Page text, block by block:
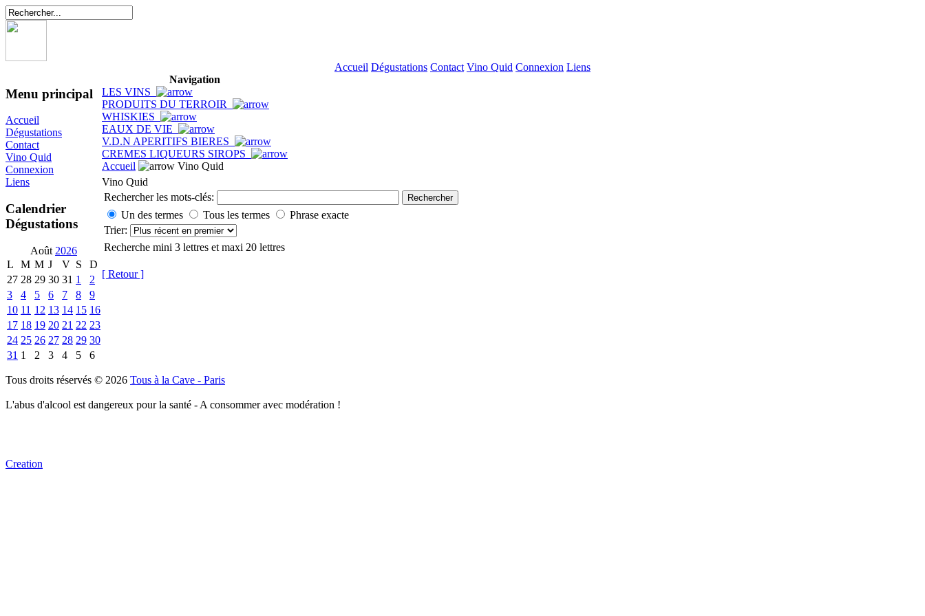
Accueil Dégustations Contact Vino Quid Connexion Liens
Menu principal
Accueil
Dégustations
Contact
Vino Quid
Connexion
Liens
Calendrier
Dégustations
Août 2026
L
M M J V S
D
27 28 29 30 31 1
2
3
4 5 6 7 8
9
10 11 12 13 14 15 16
17 18 19 20 21 22 23
24 25 26 27 28 29 30
31 1 2 3 4 5 6
Navigation
LES VINS
PRODUITS DU TERROIR
WHISKIES
EAUX DE VIE
V.D.N APERITIFS BIERES
CREMES LIQUEURS SIROPS
Accueil
Vino Quid
Vino Quid
Rechercher les mots-clés:
Un des termes
Tous les termes
Phrase exacte
Trier:
Recherche mini 3 lettres et maxi 20 lettres
[ Retour ]
Tous droits réservés © 2026 Tous à la Cave - Paris
L'abus d'alcool est dangereux pour la santé - A consommer avec modération !
Creation